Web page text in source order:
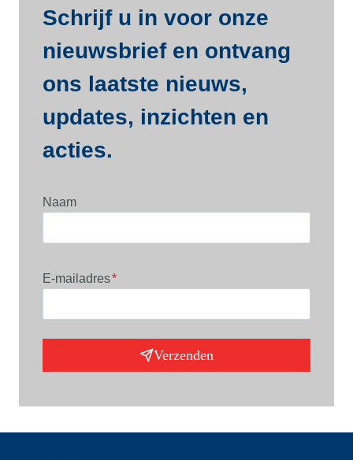
Schrijf u in voor onze
nieuwsbrief en ontvang
ons laatste nieuws,
updates, inzichten en
acties.
Naam
E-mailadres*
Verzenden